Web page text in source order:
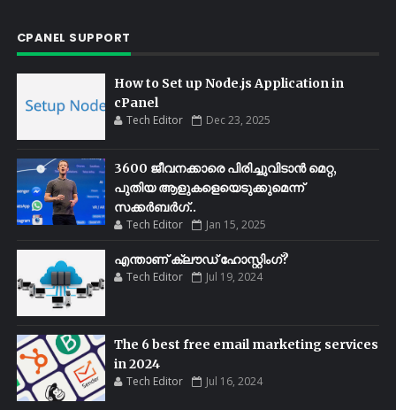
CPANEL SUPPORT
How to Set up Node.js Application in
cPanel
Tech Editor Dec 23, 2025
3600 ജീവനക്കാരെ പിരിച്ചുവിടാൻ മെറ്റ,
പുതിയ ആളുകളെയെടുക്കുമെന്ന്
സക്കർബർഗ്..
Tech Editor Jan 15, 2025
എന്താണ് ക്ലൗഡ് ഹോസ്റ്റിംഗ്?
Tech Editor Jul 19, 2024
The 6 best free email marketing services
in 2024
Tech Editor Jul 16, 2024